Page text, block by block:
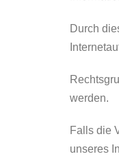
Durch
werden.
Falls die
unseres